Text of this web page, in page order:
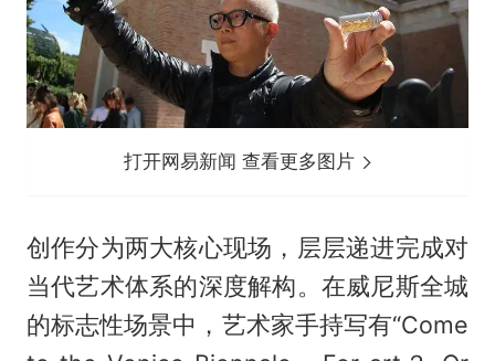
打开网易新闻 查看更多图片
创作分为两大核心现场，层层递进完成对
当代艺术体系的深度解构。在威尼斯全城
的标志性场景中，艺术家手持写有“Come